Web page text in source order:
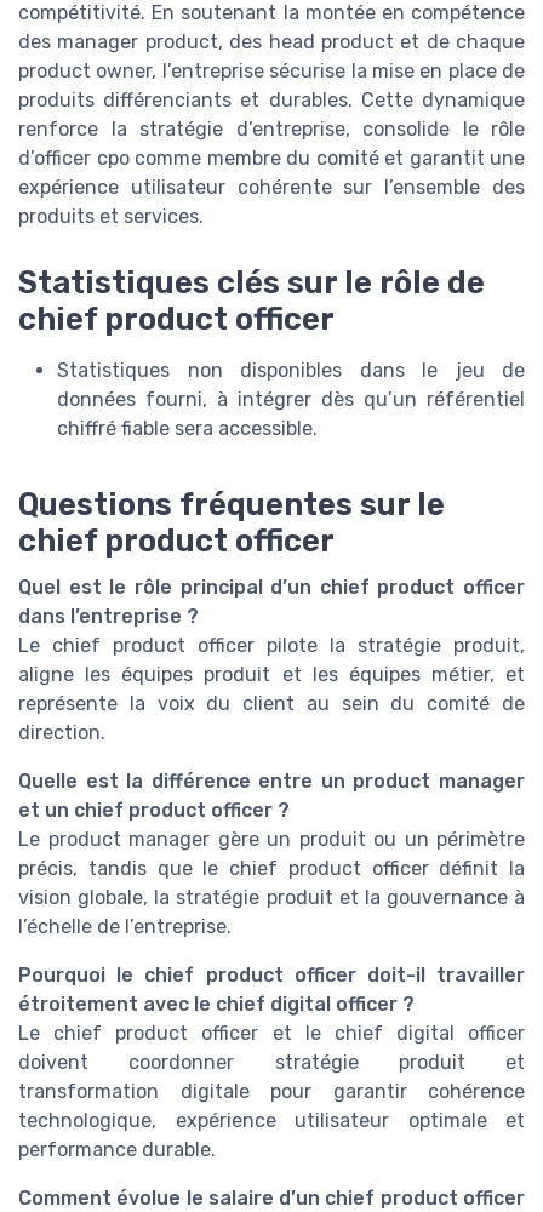
compétitivité. En soutenant la montée en compétence
des manager product, des head product et de chaque
product owner, l’entreprise sécurise la mise en place de
produits différenciants et durables. Cette dynamique
renforce la stratégie d’entreprise, consolide le rôle
d’officer cpo comme membre du comité et garantit une
expérience utilisateur cohérente sur l’ensemble des
produits et services.
Statistiques clés sur le rôle de
chief product officer
Statistiques non disponibles dans le jeu de
données fourni, à intégrer dès qu’un référentiel
chiffré fiable sera accessible.
Questions fréquentes sur le
chief product officer
Quel est le rôle principal d’un chief product officer
dans l’entreprise ?
Le chief product officer pilote la stratégie produit,
aligne les équipes produit et les équipes métier, et
représente la voix du client au sein du comité de
direction.
Quelle est la différence entre un product manager
et un chief product officer ?
Le product manager gère un produit ou un périmètre
précis, tandis que le chief product officer définit la
vision globale, la stratégie produit et la gouvernance à
l’échelle de l’entreprise.
Pourquoi le chief product officer doit-il travailler
étroitement avec le chief digital officer ?
Le chief product officer et le chief digital officer
doivent coordonner stratégie produit et
transformation digitale pour garantir cohérence
technologique, expérience utilisateur optimale et
performance durable.
Comment évolue le salaire d’un chief product officer